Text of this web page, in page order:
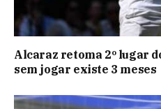
Alcaraz retoma 2º lugar
sem jogar existe 3 meses